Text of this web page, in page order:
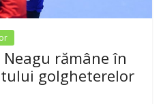
rămâne în
golgheterelor